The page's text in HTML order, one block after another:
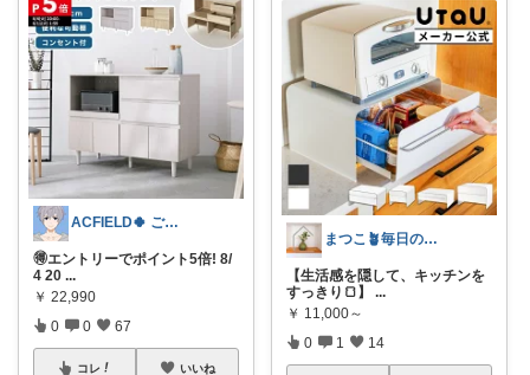
ACFIELD🍀 ご購入感謝です
🉐エントリーでポイント5倍! 8/
4 20 ...
￥ 22,990
0 0 67
コレ いいね
まつこ🪴毎日のくらし、ちょっと心地よく
【生活感を隠して、キッチンを
すっきり🍞】 ...
￥ 11,000～
0 1 14